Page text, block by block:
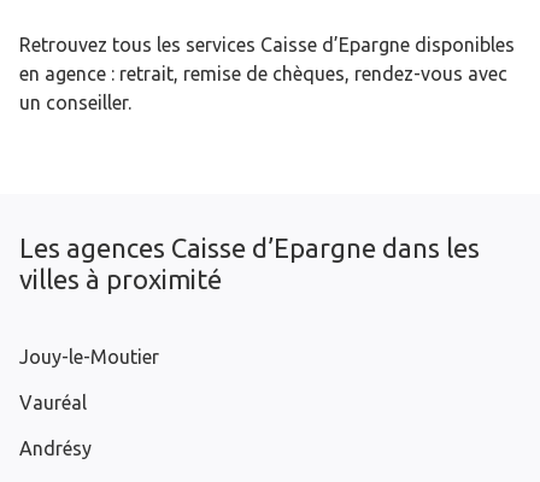
Retrouvez tous les services Caisse d’Epargne disponibles
en agence : retrait, remise de chèques, rendez-vous avec
un conseiller.
Les agences Caisse d’Epargne dans les
villes à proximité
Jouy-le-Moutier
Vauréal
Andrésy